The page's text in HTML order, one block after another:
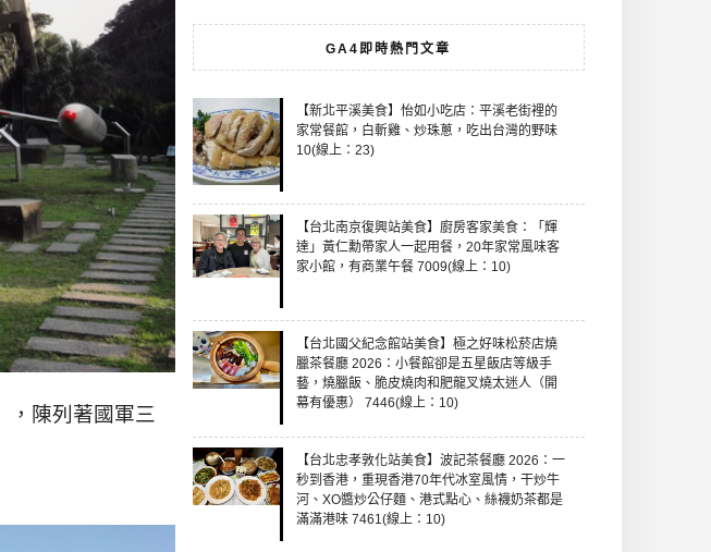
，陳列著國軍三
GA4即時熱門文章
【新北平溪美食】怡如小吃店：平溪老街裡的
家常餐館，白斬雞、炒珠蔥，吃出台灣的野味
10(線上：23)
【台北南京復興站美食】廚房客家美食：「輝
達」黃仁勳帶家人一起用餐，20年家常風味客
家小館，有商業午餐 7009(線上：10)
【台北國父紀念館站美食】極之好味松菸店燒
臘茶餐廳 2026：小餐館卻是五星飯店等級手
藝，燒臘飯、脆皮燒肉和肥龍叉燒太迷人（開
幕有優惠） 7446(線上：10)
【台北忠孝敦化站美食】波記茶餐廳 2026：一
秒到香港，重現香港70年代冰室風情，干炒牛
河、XO醬炒公仔麵、港式點心、絲襪奶茶都是
滿滿港味 7461(線上：10)